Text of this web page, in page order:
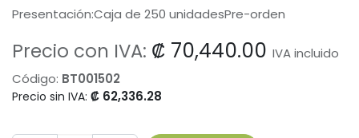
Presentación:Caja de 250 unidadesPre-orden
Precio con IVA: ₡ 70,440.00 IVA incluido
Código: BT001502
Precio sin IVA: ₡ 62,336.28